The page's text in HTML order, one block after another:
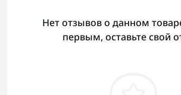
Нет отзывов о данном
первым, оставьте свой